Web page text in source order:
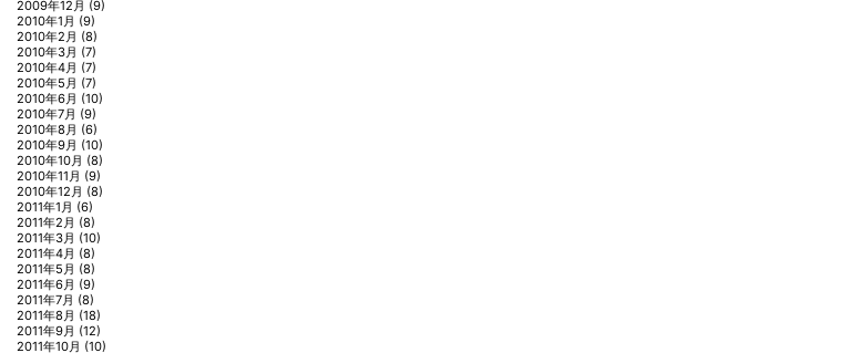
2009年12月 (9)
2010年1月 (9)
2010年2月 (8)
2010年3月 (7)
2010年4月 (7)
2010年5月 (7)
2010年6月 (10)
2010年7月 (9)
2010年8月 (6)
2010年9月 (10)
2010年10月 (8)
2010年11月 (9)
2010年12月 (8)
2011年1月 (6)
2011年2月 (8)
2011年3月 (10)
2011年4月 (8)
2011年5月 (8)
2011年6月 (9)
2011年7月 (8)
2011年8月 (18)
2011年9月 (12)
2011年10月 (10)